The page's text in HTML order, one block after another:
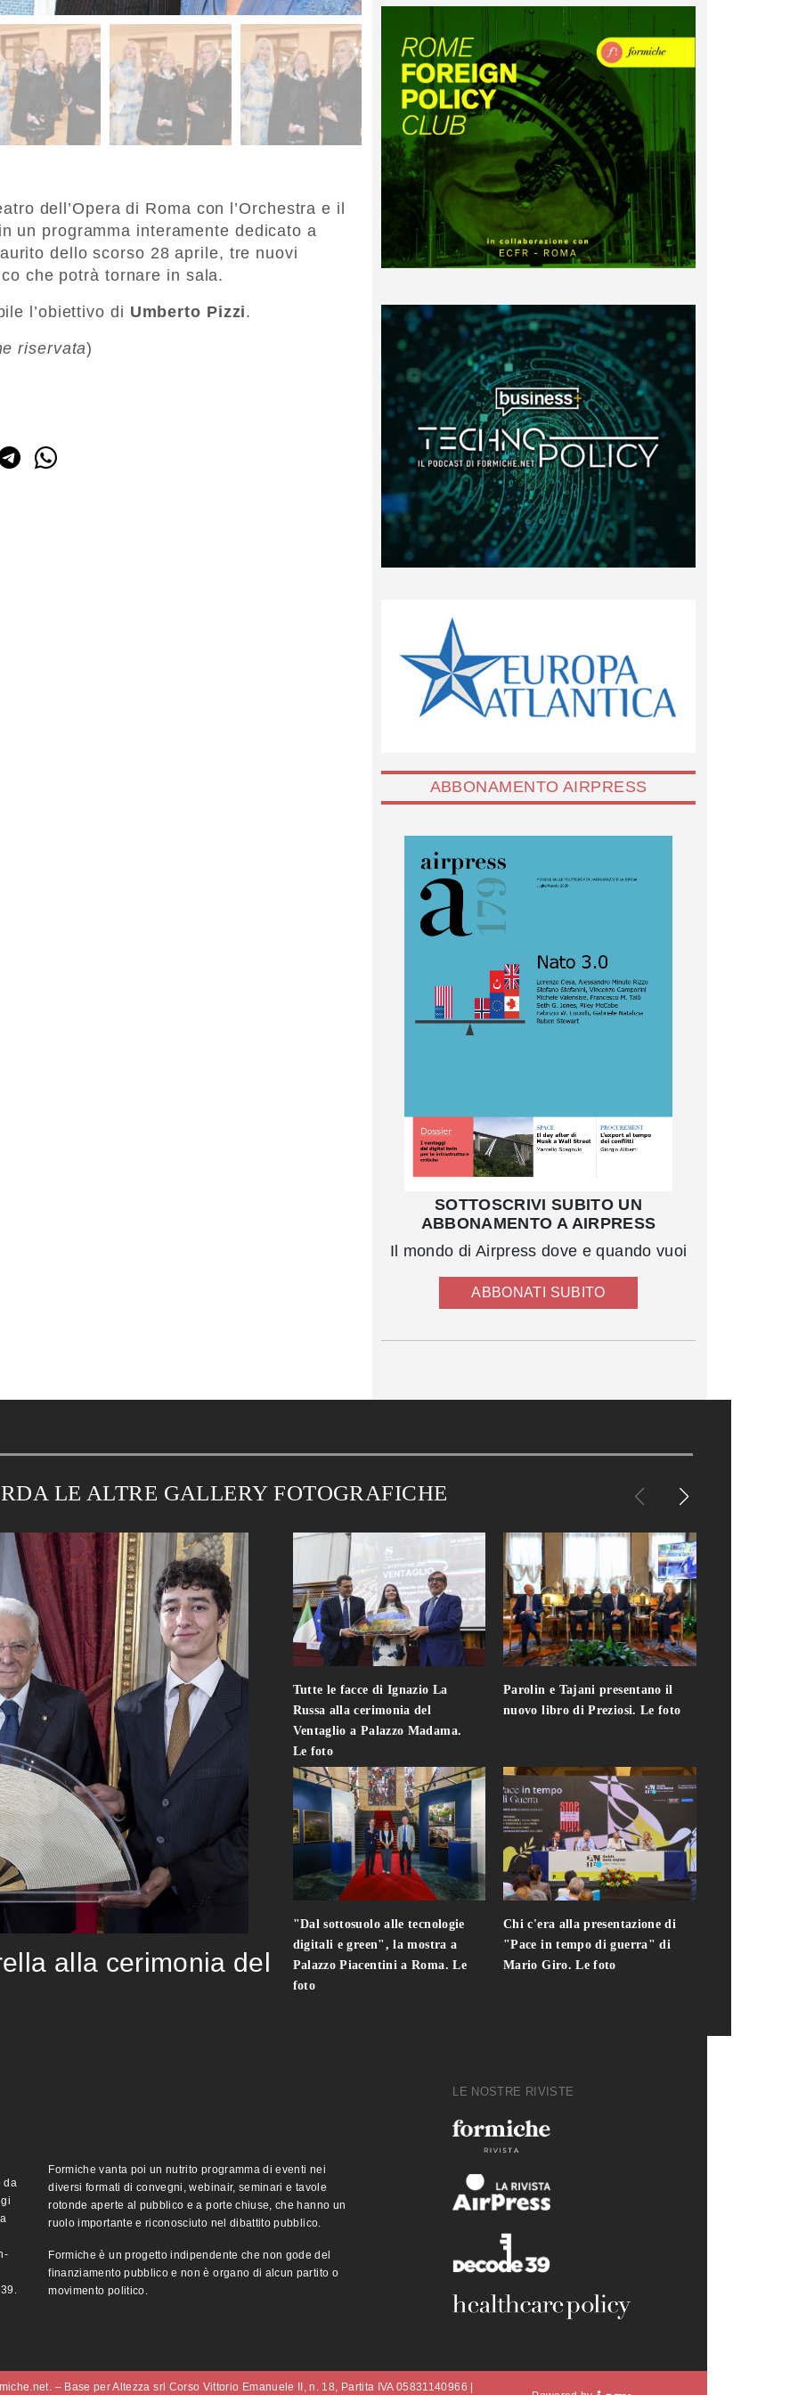
dell’Opera di Roma con l’Orchestra e il
un programma interamente dedicato a
dello scorso 28 aprile, tre nuovi
che potrà tornare in sala.
l’obiettivo di Umberto Pizzi.
riservata)
ABBONAMENTO AIRPRESS
SOTTOSCRIVI SUBITO UN
ABBONAMENTO A AIRPRESS
Il mondo di Airpress dove e quando vuoi
ABBONATI SUBITO
LE ALTRE GALLERY FOTOGRAFICHE
alla cerimonia del
Tutte le facce di Ignazio La
Russa alla cerimonia del
Ventaglio a Palazzo Madama.
Le foto
"Dal sottosuolo alle tecnologie
digitali e green", la mostra a
Palazzo Piacentini a Roma. Le
foto
Parolin e Tajani presentano il
nuovo libro di Preziosi. Le foto
Chi c'era alla presentazione di
"Pace in tempo di guerra" di
Mario Giro. Le foto
da
Formiche vanta poi un nutrito programma di eventi nei
diversi formati di convegni, webinair, seminari e tavole
rotonde aperte al pubblico e a porte chiuse, che hanno un
ruolo importante e riconosciuto nel dibattito pubblico.
Formiche è un progetto indipendente che non gode del
finanziamento pubblico e non è organo di alcun partito o
movimento politico.
LE NOSTRE RIVISTE
– Base per Altezza srl Corso Vittorio Emanuele II, n. 18, Partita IVA 05831140966 |